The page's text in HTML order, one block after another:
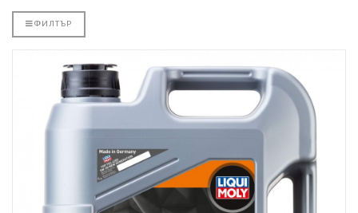
ФИЛТЪР